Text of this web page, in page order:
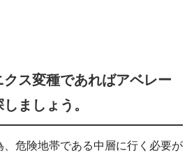
ス変種であればアベレー
ましょう。
、危険地帯である中層に行く必要が